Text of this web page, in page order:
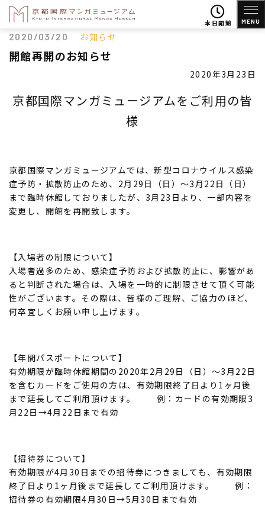
本日開館 MENU
2020/03/20 お知らせ
開館再開のお知らせ
2020年3月23日
京都国際マンガミュージアムをご利用の皆
様
京都国際マンガミュージアムでは、新型コロナウイルス感染
症予防・拡散防止のため、2月29日（日）～3月22日（日）
まで臨時休館しておりましたが、3月23日より、一部内容を
変更し、開館を再開致します。
【入場者の制限について】
入場者過多のため、感染症予防および拡散防止に、影響があ
ると判断された場合は、入場を一時的に制限させて頂く可能
性がございます。その際は、皆様のご理解、ご協力のほど、
何卒宜しくお願い申し上げます。
【年間パスポートについて】
有効期限が臨時休館期間の2020年2月29日（日）～3月22日
を含むカードをご使用の方は、有効期限終了日より1ヶ月後
まで延長してご利用頂けます。 例：カードの有効期限3
月22日→4月22日まで有効
【招待券について】
有効期限が4月30日までの招待券につきましても、有効期限
終了日より1ヶ月後まで延長してご利用頂けます。 例：
招待券の有効期限4月30日→5月30日まで有効